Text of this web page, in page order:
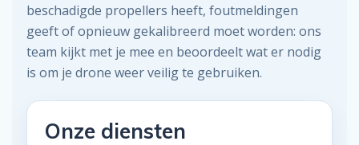
beschadigde propellers heeft, foutmeldingen
geeft of opnieuw gekalibreerd moet worden: ons
team kijkt met je mee en beoordeelt wat er nodig
is om je drone weer veilig te gebruiken.
Onze diensten